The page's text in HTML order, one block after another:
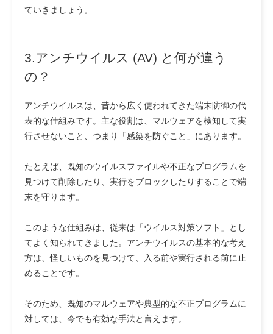
ていきましょう。
3.アンチウイルス (AV) と何が違う
の？
アンチウイルスは、昔から広く使われてきた端末防御の代
表的な仕組みです。主な役割は、マルウェアを検知して実
行させないこと、つまり「感染を防ぐこと」にあります。
たとえば、既知のウイルスファイルや不正なプログラムを
見つけて削除したり、実行をブロックしたりすることで端
末を守ります。
このような仕組みは、従来は「ウイルス対策ソフト」とし
てよく知られてきました。アンチウイルスの基本的な考え
方は、怪しいものを見つけて、入る前や実行される前に止
めることです。
そのため、既知のマルウェアや典型的な不正プログラムに
対しては、今でも有効な手法と言えます。